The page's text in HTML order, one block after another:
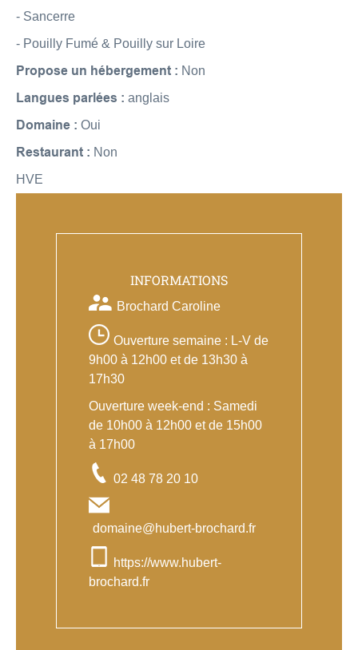
- Sancerre
- Pouilly Fumé & Pouilly sur Loire
Propose un hébergement : Non
Langues parlées : anglais
Domaine : Oui
Restaurant : Non
HVE
INFORMATIONS
Brochard Caroline
Ouverture semaine : L-V de
9h00 à 12h00 et de 13h30 à
17h30
Ouverture week-end : Samedi
de 10h00 à 12h00 et de 15h00
à 17h00
02 48 78 20 10
domaine@hubert-brochard.fr
https://www.hubert-
brochard.fr